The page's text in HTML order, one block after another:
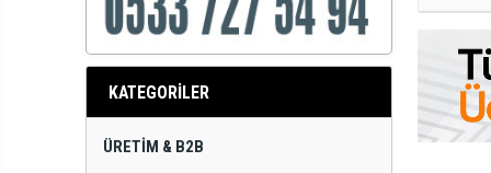
KATEGORİLER
ÜRETIM & B2B